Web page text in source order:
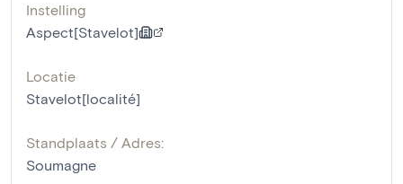
Instelling
Aspect[Stavelot]
Locatie
Stavelot[localité]
Standplaats / Adres:
Soumagne